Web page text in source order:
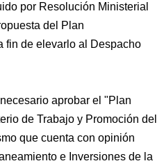
por Resolución Ministerial
del Plan
fin de elevarlo al Despacho
aprobar el "Plan
de Trabajo y Promoción del
que cuenta con opinión
e Inversiones de la